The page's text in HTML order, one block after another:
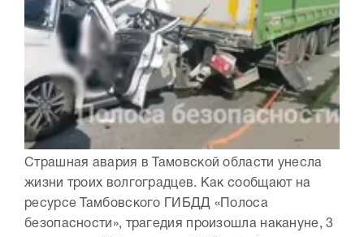
Страшная авария в Тамовской области унесла
жизни троих волгоградцев. Как сообщают на
ресурсе Тамбовского ГИБДД «Полоса
безопасности», трагедия произошла накануне, 3